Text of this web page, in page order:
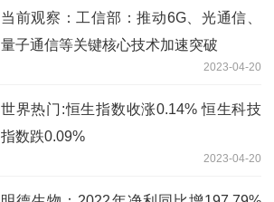
当前观察：工信部：推动6G、光通信、
量子通信等关键核心技术加速突破
2023-04-20
世界热门:恒生指数收涨0.14% 恒生科技
指数跌0.09%
2023-04-20